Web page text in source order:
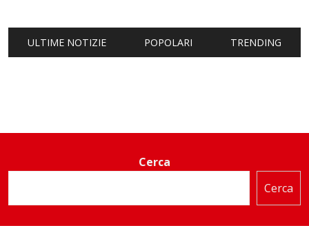
ULTIME NOTIZIE POPOLARI TRENDING
Cerca
Cerca